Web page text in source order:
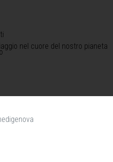
nel cuore del nostro pianeta